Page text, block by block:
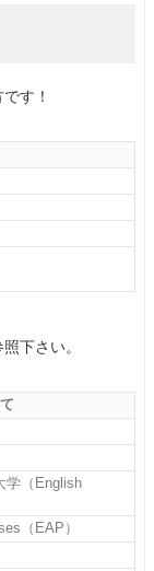
す！
下さい。
学（English
（EAP）